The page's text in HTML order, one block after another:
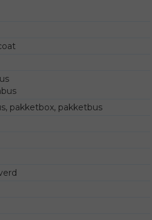
pakketbox, pakketbus